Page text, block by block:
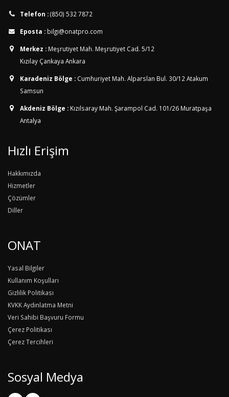
Telefon :(850) 532 7872
Eposta : bilgi@onatpro.com
Merkez : Meşrutiyet Mah. Meşrutiyet Cad. 5/12
Kızılay Çankaya Ankara
Karadeniz Bölge : Cumhuriyet Mah. Alparslan Bul. 30/12 Atakum
Samsun
Akdeniz Bölge : Kızılsaray Mah. Şarampol Cad. 101/26 Muratpaşa
Antalya
Hızlı Erişim
Hakkımızda
Hizmetler
Çözümler
Diller
ONAT
Yasal Bilgiler
Kullanım Koşulları
Gizlilik Politikası
KVKK Aydınlatma Metni
Veri Sahibi Başvuru Formu
Çerez Politikası
Çerez Tercihleri
Sosyal Medya